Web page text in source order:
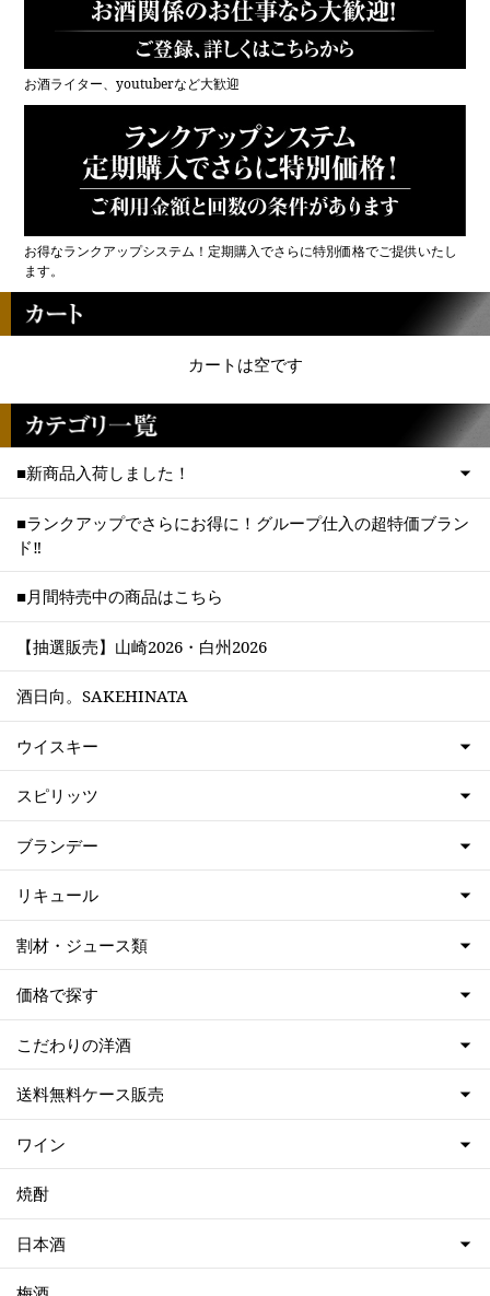
お酒ライター、youtuberなど大歓迎
お得なランクアップシステム！定期購入でさらに特別価格でご提供いたし
ます。
カートは空です
■新商品入荷しました！
■ランクアップでさらにお得に！グループ仕入の超特価ブラン
ド‼
■月間特売中の商品はこちら
【抽選販売】山崎2026・白州2026
酒日向。SAKEHINATA
ウイスキー
スピリッツ
ブランデー
リキュール
割材・ジュース類
価格で探す
こだわりの洋酒
送料無料ケース販売
ワイン
焼酎
日本酒